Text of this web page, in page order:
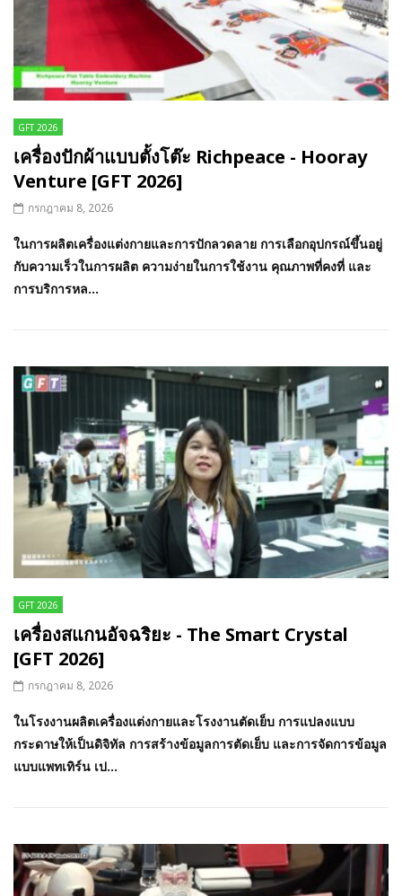
GFT 2026
เครื่องปักผ้าแบบตั้งโต๊ะ Richpeace - Hooray
Venture [GFT 2026]
กรกฎาคม 8, 2026
ในการผลิตเครื่องแต่งกายและการปักลวดลาย การเลือกอุปกรณ์ขึ้นอยู่
กับความเร็วในการผลิต ความง่ายในการใช้งาน คุณภาพที่คงที่ และ
การบริการหล...
GFT 2026
เครื่องสแกนอัจฉริยะ - The Smart Crystal
[GFT 2026]
กรกฎาคม 8, 2026
ในโรงงานผลิตเครื่องแต่งกายและโรงงานตัดเย็บ การแปลงแบบ
กระดาษให้เป็นดิจิทัล การสร้างข้อมูลการตัดเย็บ และการจัดการข้อมูล
แบบแพทเทิร์น เป...